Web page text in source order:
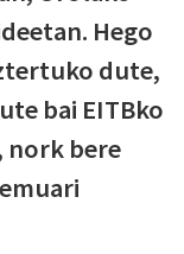
Hego
dute,
bai EITBko
nork bere